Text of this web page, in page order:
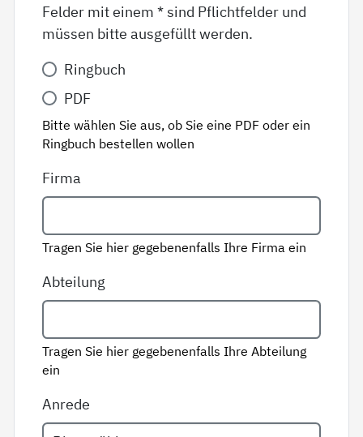
Felder mit einem * sind Pflichtfelder und
müssen bitte ausgefüllt werden.
Variante*
Ringbuch
PDF
Bitte wählen Sie aus, ob Sie eine PDF oder ein
Ringbuch bestellen wollen
Firma
Tragen Sie hier gegebenenfalls Ihre Firma ein
Abteilung
Tragen Sie hier gegebenenfalls Ihre Abteilung
ein
Anrede